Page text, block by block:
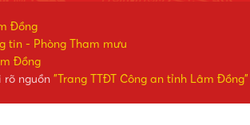
Đồng
tin - Phòng Tham mưu
Đồng
rõ nguồn "Trang TTĐT Công an tỉnh Lâm Đồng"